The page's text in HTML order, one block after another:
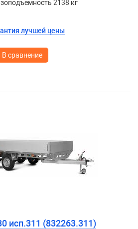
2138 кг
лучшей цены
В сравнение
исп.311 (832263.311)